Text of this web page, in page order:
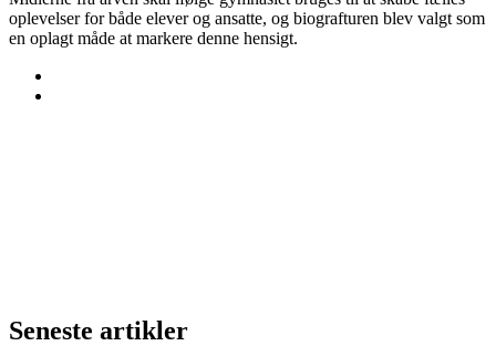
oplevelser for både elever og ansatte, og biografturen blev valgt som
en oplagt måde at markere denne hensigt.
Seneste artikler